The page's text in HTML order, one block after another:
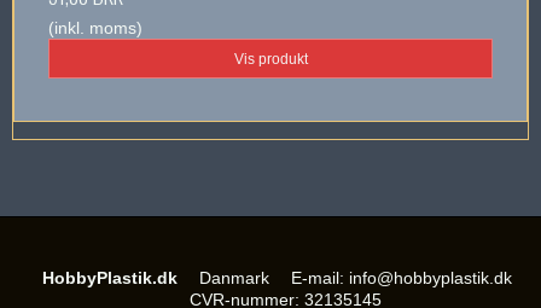
(inkl. moms)
Vis produkt
HobbyPlastik.dk Danmark E-mail: info@hobbyplastik.dk
CVR-nummer: 32135145